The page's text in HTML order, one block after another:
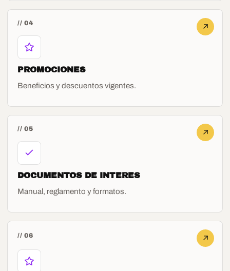
// 04
PROMOCIONES
Beneficios y descuentos vigentes.
// 05
DOCUMENTOS DE INTERES
Manual, reglamento y formatos.
// 06